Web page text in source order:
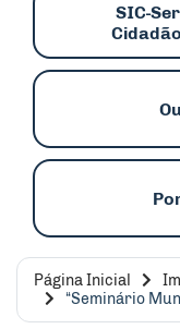
SIC-
Página Inicial
“Seminário